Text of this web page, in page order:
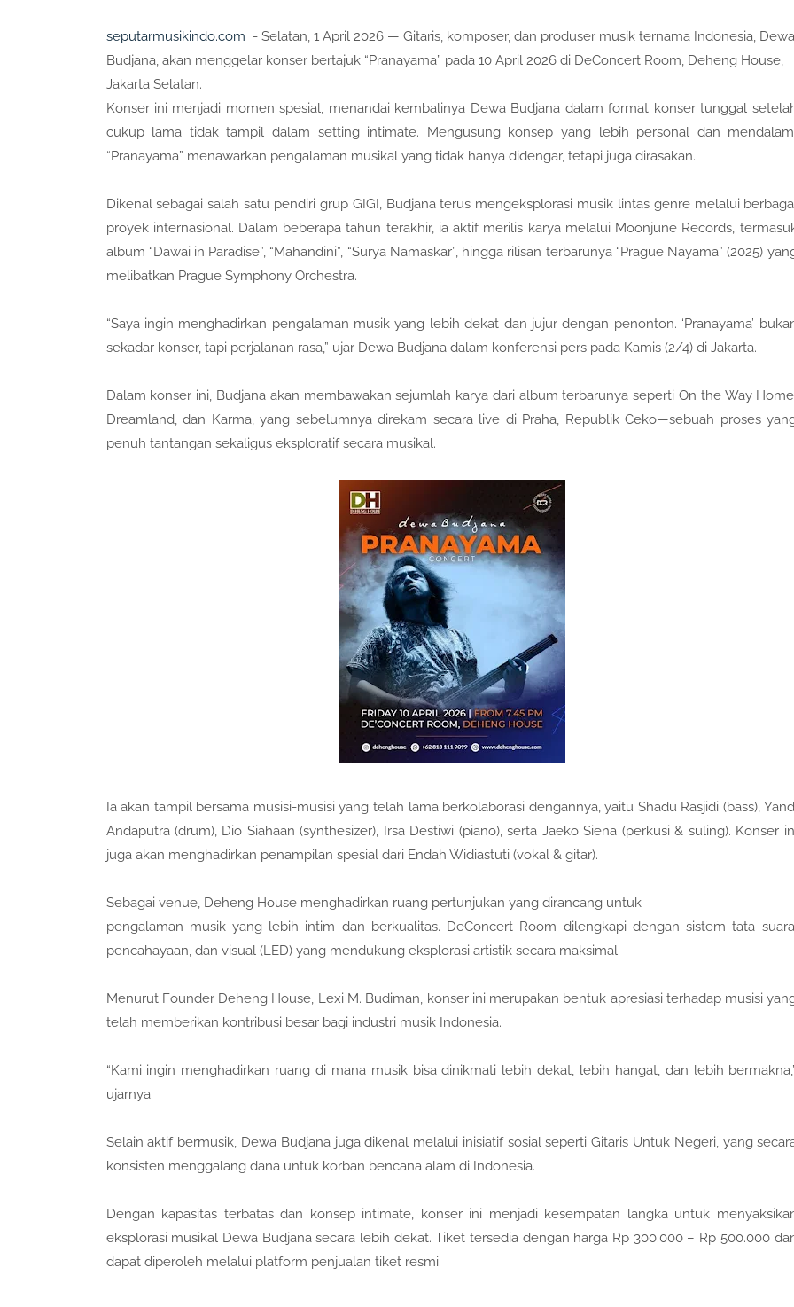
seputarmusikindo.com - Selatan, 1 April 2026 — Gitaris, komposer, dan produser musik ternama Indonesia, Dewa
Budjana, akan menggelar konser bertajuk “Pranayama” pada 10 April 2026 di DeConcert Room, Deheng House,
Jakarta Selatan.
Konser ini menjadi momen spesial, menandai kembalinya Dewa Budjana dalam format konser tunggal
cukup lama tidak tampil dalam setting intimate. Mengusung konsep yang lebih personal dan
“Pranayama” menawarkan pengalaman musikal yang tidak hanya didengar, tetapi juga dirasakan.
Dikenal sebagai salah satu pendiri grup GIGI, Budjana terus mengeksplorasi musik lintas genre melalui
proyek internasional. Dalam beberapa tahun terakhir, ia aktif merilis karya melalui Moonjune Records,
album “Dawai in Paradise”, “Mahandini”, “Surya Namaskar”, hingga rilisan terbarunya “Prague Nayama” (2025)
melibatkan Prague Symphony Orchestra.
“Saya ingin menghadirkan pengalaman musik yang lebih dekat dan jujur dengan penonton. ‘Pranayama’
sekadar konser, tapi perjalanan rasa,” ujar Dewa Budjana dalam konferensi pers pada Kamis (2/4) di Jakarta.
Dalam konser ini, Budjana akan membawakan sejumlah karya dari album terbarunya seperti On the Way
Dreamland, dan Karma, yang sebelumnya direkam secara live di Praha, Republik Ceko—sebuah proses
penuh tantangan sekaligus eksploratif secara musikal.
Ia akan tampil bersama musisi-musisi yang telah lama berkolaborasi dengannya, yaitu Shadu Rasjidi (bass),
Andaputra (drum), Dio Siahaan (synthesizer), Irsa Destiwi (piano), serta Jaeko Siena (perkusi & suling). Konser
juga akan menghadirkan penampilan spesial dari Endah Widiastuti (vokal & gitar).
Sebagai venue, Deheng House menghadirkan ruang pertunjukan yang dirancang untuk
pengalaman musik yang lebih intim dan berkualitas. DeConcert Room dilengkapi dengan sistem tata
pencahayaan, dan visual (LED) yang mendukung eksplorasi artistik secara maksimal.
Menurut Founder Deheng House, Lexi M. Budiman, konser ini merupakan bentuk apresiasi terhadap musisi
telah memberikan kontribusi besar bagi industri musik Indonesia.
“Kami ingin menghadirkan ruang di mana musik bisa dinikmati lebih dekat, lebih hangat, dan lebih
ujarnya.
Selain aktif bermusik, Dewa Budjana juga dikenal melalui inisiatif sosial seperti Gitaris Untuk Negeri, yang
konsisten menggalang dana untuk korban bencana alam di Indonesia.
Dengan kapasitas terbatas dan konsep intimate, konser ini menjadi kesempatan langka untuk
eksplorasi musikal Dewa Budjana secara lebih dekat. Tiket tersedia dengan harga Rp 300.000 – Rp 500.000
dapat diperoleh melalui platform penjualan tiket resmi.